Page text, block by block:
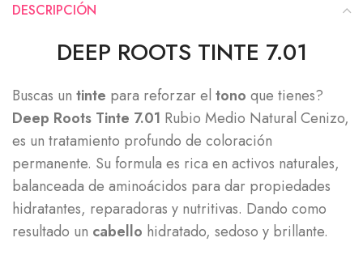
DESCRIPCIÓN
DEEP ROOTS TINTE 7.01
Buscas un tinte para reforzar el tono que tienes?
Deep Roots Tinte 7.01 Rubio Medio Natural Cenizo,
es un tratamiento profundo de coloración
permanente. Su formula es rica en activos naturales,
balanceada de aminoácidos para dar propiedades
hidratantes, reparadoras y nutritivas. Dando como
resultado un cabello hidratado, sedoso y brillante.